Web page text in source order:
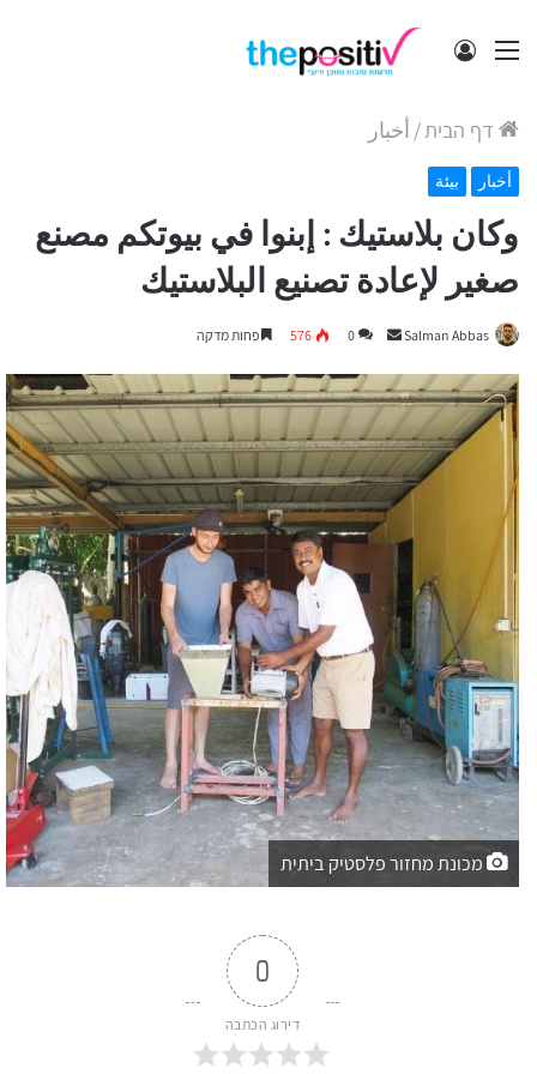
תפריט התחבר
דף הבית/ أخبار
أخبار بيئة
وكان بلاستيك : إبنوا في بيوتكم مصنع
صغير لإعادة تصنيع البلاستيك
Salman Abbas
Send
email
0
576 פחות מדקה
מכונת מחזור פלסטיק ביתית
0
דירוג הכתבה